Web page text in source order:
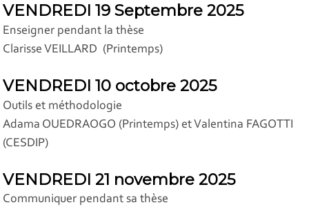
VENDREDI 19 Septembre 2025
Enseigner pendant la thèse
Clarisse VEILLARD (Printemps)
VENDREDI 10 octobre 2025
Outils et méthodologie
Adama OUEDRAOGO (Printemps) et Valentina FAGOTTI
(CESDIP)
VENDREDI 21 novembre 2025
Communiquer pendant sa thèse